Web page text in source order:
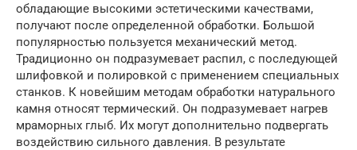
обладающие высокими эстетическими качествами,
получают после определенной обработки. Большой
популярностью пользуется механический метод.
Традиционно он подразумевает распил, с последующей
шлифовкой и полировкой с применением специальных
станков. К новейшим методам обработки натурального
камня относят термический. Он подразумевает нагрев
мраморных глыб. Их могут дополнительно подвергать
воздействию сильного давления. В результате